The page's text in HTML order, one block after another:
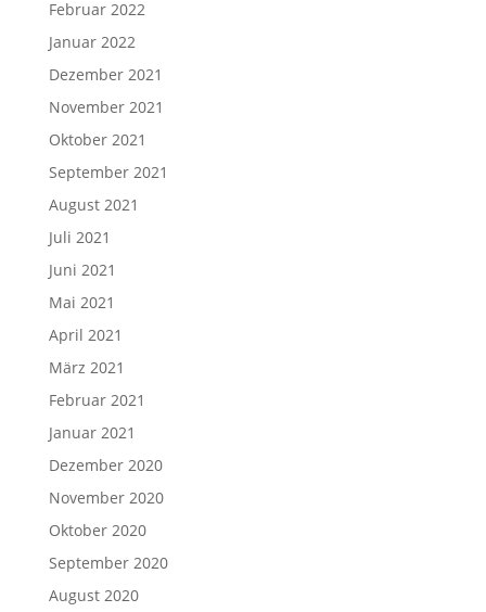
Februar 2022
Januar 2022
Dezember 2021
November 2021
Oktober 2021
September 2021
August 2021
Juli 2021
Juni 2021
Mai 2021
April 2021
März 2021
Februar 2021
Januar 2021
Dezember 2020
November 2020
Oktober 2020
September 2020
August 2020